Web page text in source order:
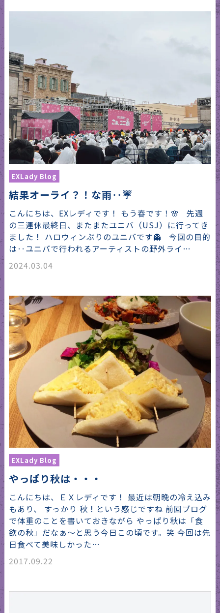
EXLady Blog
結果オーライ？！な雨‥☔️
こんにちは、EXレディです！ もう春です！🌸 先週
の三連休最終日、またまたユニバ（USJ）に行ってき
ました！ ハロウィンぶりのユニバです👻 今回の目的
は‥ユニバで行われるアーティストの野外ライ…
2024.03.04
EXLady Blog
やっぱり秋は・・・
こんにちは、ＥＸレディです！ 最近は朝晩の冷え込み
もあり、 すっかり 秋！という感じですね 前回ブログ
で体重のことを書いておきながら やっぱり秋は「食
欲の秋」だなぁ～と思う今日この頃です。笑 今回は先
日食べて美味しかった…
2017.09.22